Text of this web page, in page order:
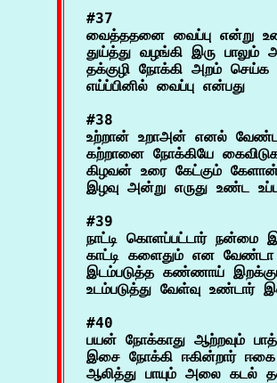
#37
வைத்ததனை வைப்பு என்று
துய்த்து வழங்கி இரு பாலும்
தக்குழி நோக்கி அறம்
#38
உற்றான் உறாஅன் எனல்
கற்றானை நோக்கியே
கிழவன் உரை கேட்கும்
#39
நாட்டி கொளப்பட்டார் நன்மை
காட்டி களைதும் என வேண்டா
இடம்படுத்த கண்ணாய்
#40
பயன் நோக்காது ஆற்றவும்
இசை நோக்கி ஈகின்றார்
ஆலித்து பாயும் அலை கடல்